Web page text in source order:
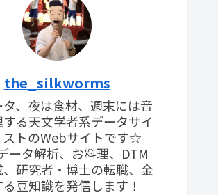
the_silkworms
、夜は食材、週末には音
る天文学者系データサイ
ストのWebサイトです☆
ータ解析、お料理、DTM
研究者・博士の転職、金
豆知識を発信します！